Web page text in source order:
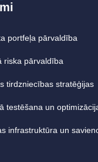
portfeļa pārvaldība
riska pārvaldība
tirdzniecības stratēģijas
testēšana un
infrastruktūra un